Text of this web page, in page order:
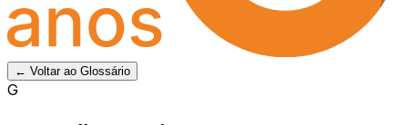
← Voltar ao Glossário
G